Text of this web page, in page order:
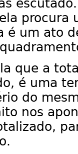
procura
é um ato
que a
é uma
do
nos